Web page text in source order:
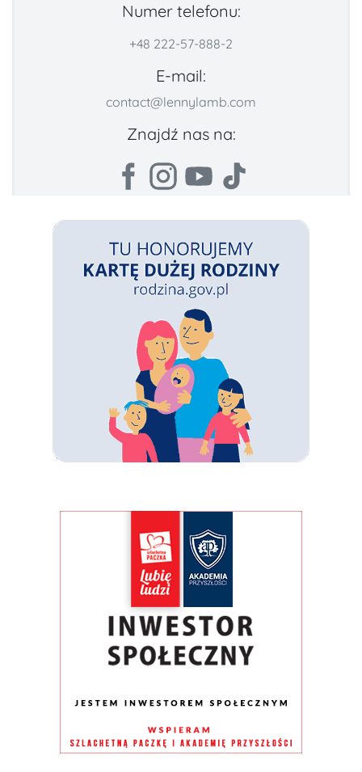
Numer telefonu:
+48 222-57-888-2
E-mail:
contact@lennylamb.com
Znajdź nas na: